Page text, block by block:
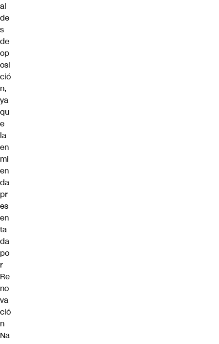
al
de
s
de
op
osi
ció
n,
ya
qu
e
la
en
mi
en
da
pr
es
en
ta
da
po
r
Re
no
va
ció
n
Na